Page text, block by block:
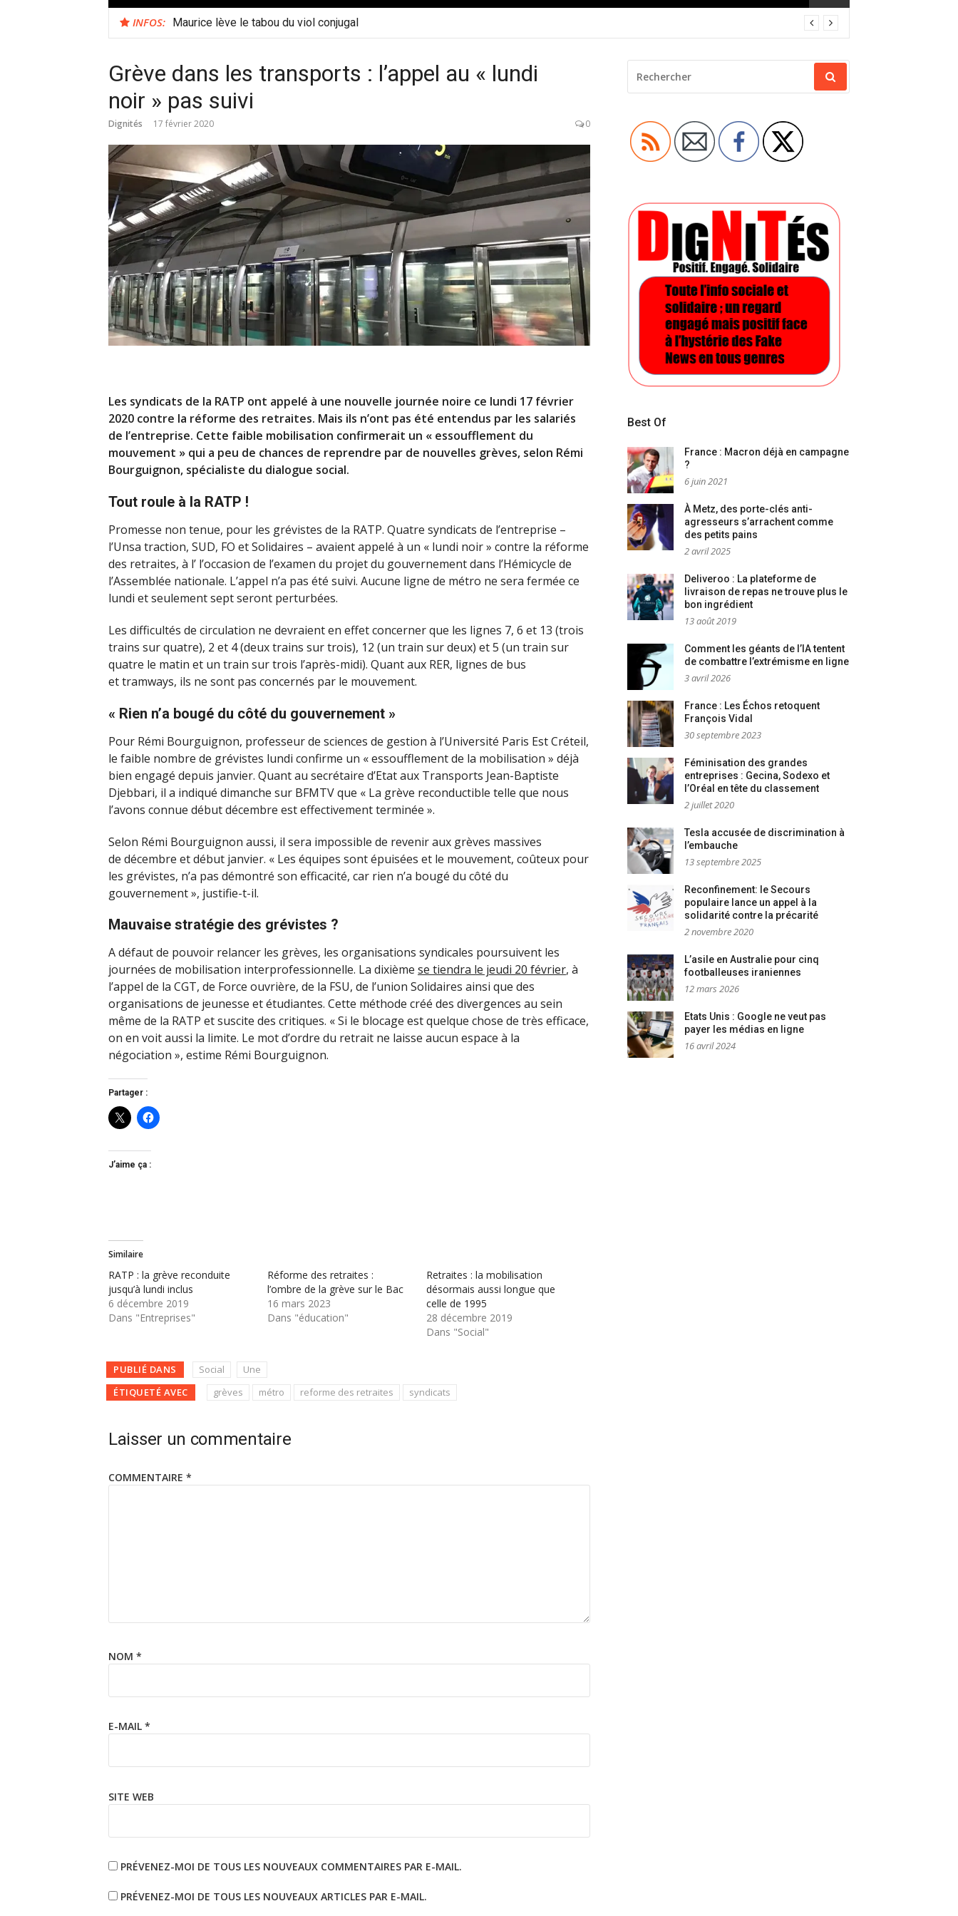
INFOS: Maurice lève le tabou du viol conjugal
Grève dans les transports : l’appel au « lundi
noir » pas suivi
Dignités 17 février 2020 0
Les syndicats de la RATP ont appelé à une nouvelle journée noire ce lundi 17 février
2020 contre la réforme des retraites. Mais ils n’ont pas été entendus par les salariés
de l’entreprise. Cette faible mobilisation confirmerait un « essoufflement du
mouvement » qui a peu de chances de reprendre par de nouvelles grèves, selon Rémi
Bourguignon, spécialiste du dialogue social.
Tout roule à la RATP !
Promesse non tenue, pour les grévistes de la RATP. Quatre syndicats de l’entreprise –
l’Unsa traction, SUD, FO et Solidaires – avaient appelé à un « lundi noir » contre la réforme
des retraites, à l’ l’occasion de l’examen du projet du gouvernement dans l’Hémicycle de
l’Assemblée nationale. L’appel n’a pas été suivi. Aucune ligne de métro ne sera fermée ce
lundi et seulement sept seront perturbées.
Les difficultés de circulation ne devraient en effet concerner que les lignes 7, 6 et 13 (trois
trains sur quatre), 2 et 4 (deux trains sur trois), 12 (un train sur deux) et 5 (un train sur
quatre le matin et un train sur trois l’après-midi). Quant aux RER, lignes de bus
et tramways, ils ne sont pas concernés par le mouvement.
« Rien n’a bougé du côté du gouvernement »
Pour Rémi Bourguignon, professeur de sciences de gestion à l’Université Paris Est Créteil,
le faible nombre de grévistes lundi confirme un « essoufflement de la mobilisation » déjà
bien engagé depuis janvier. Quant au secrétaire d’Etat aux Transports Jean-Baptiste
Djebbari, il a indiqué dimanche sur BFMTV que « La grève reconductible telle que nous
l’avons connue début décembre est effectivement terminée ».
Selon Rémi Bourguignon aussi, il sera impossible de revenir aux grèves massives
de décembre et début janvier. « Les équipes sont épuisées et le mouvement, coûteux pour
les grévistes, n’a pas démontré son efficacité, car rien n’a bougé du côté du
gouvernement », justifie-t-il.
Mauvaise stratégie des grévistes ?
A défaut de pouvoir relancer les grèves, les organisations syndicales poursuivent les
journées de mobilisation interprofessionnelle. La dixième se tiendra le jeudi 20 février, à
l’appel de la CGT, de Force ouvrière, de la FSU, de l’union Solidaires ainsi que des
organisations de jeunesse et étudiantes. Cette méthode créé des divergences au sein
même de la RATP et suscite des critiques. « Si le blocage est quelque chose de très efficace,
on en voit aussi la limite. Le mot d’ordre du retrait ne laisse aucun espace à la
négociation », estime Rémi Bourguignon.
Partager :
J’aime ça :
Similaire
RATP : la grève reconduite
jusqu’à lundi inclus
6 décembre 2019
Dans "Entreprises"
Réforme des retraites :
l’ombre de la grève sur le Bac
16 mars 2023
Dans "éducation"
Retraites : la mobilisation
désormais aussi longue que
celle de 1995
28 décembre 2019
Dans "Social"
PUBLIÉ DANS Social
Une
ÉTIQUETÉ AVEC
grèves métro reforme des retraites syndicats
Laisser un commentaire
COMMENTAIRE *
NOM *
E-MAIL *
SITE WEB
PRÉVENEZ-MOI DE TOUS LES NOUVEAUX COMMENTAIRES PAR E-MAIL.
PRÉVENEZ-MOI DE TOUS LES NOUVEAUX ARTICLES PAR E-MAIL.
POUR
:
Best Of
France : Macron déjà en campagne
?
6 juin 2021
À Metz, des porte-clés anti-
agresseurs s’arrachent comme
des petits pains
2 avril 2025
Deliveroo : La plateforme de
livraison de repas ne trouve plus le
bon ingrédient
13 août 2019
Comment les géants de l’IA tentent
de combattre l’extrémisme en ligne
3 avril 2026
France : Les Échos retoquent
François Vidal
30 septembre 2023
Féminisation des grandes
entreprises : Gecina, Sodexo et
l’Oréal en tête du classement
2 juillet 2020
Tesla accusée de discrimination à
l’embauche
13 septembre 2025
Reconfinement: le Secours
populaire lance un appel à la
solidarité contre la précarité
2 novembre 2020
L’asile en Australie pour cinq
footballeuses iraniennes
12 mars 2026
Etats Unis : Google ne veut pas
payer les médias en ligne
16 avril 2024